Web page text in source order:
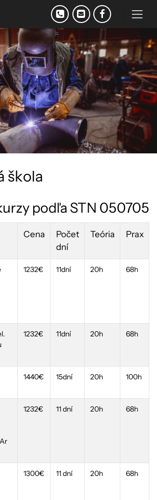
škola
podľa STN 050705
Cena
Počet
dní
Teória Prax
1232€ 11dní 20h 68h
1232€ 11dní 20h 68h
1440€ 15dní 20h 100h
1232€ 11 dní 20h 68h
1300€ 11 dní 20h 68h